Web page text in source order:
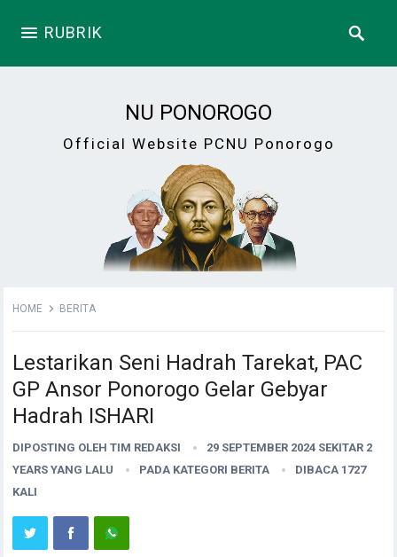
RUBRIK
NU PONOROGO
Official Website PCNU Ponorogo
HOME BERITA
Lestarikan Seni Hadrah Tarekat, PAC
GP Ansor Ponorogo Gelar Gebyar
Hadrah ISHARI
DIPOSTING OLEHTIM REDAKSI
29 SEPTEMBER 2024 SEKITAR 2
YEARS YANG LALU
PADA KATEGORI BERITA
DIBACA 1727
KALI